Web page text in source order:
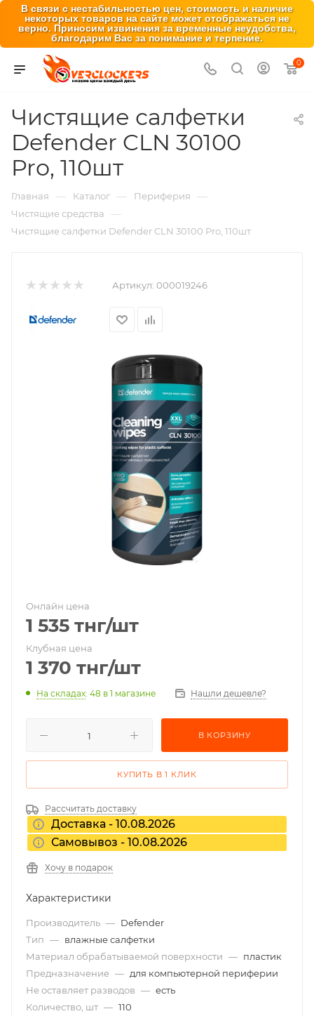
В связи с нестабильностью цен, стоимость и наличие
некоторых товаров на сайте может отображаться не
верно. Приносим извинения за временные неудобства,
благодарим Вас за понимание и терпение.
0
Чистящие салфетки
Defender CLN 30100
Pro, 110шт
Главная — Каталог — Периферия —
Чистящие средства —
Чистящие салфетки Defender CLN 30100 Pro, 110шт
Артикул: 000019246
Онлайн цена
1 535 тнг/шт
Клубная цена
1 370 тнг/шт
На складах: 48 в 1 магазине Нашли дешевле?
В КОРЗИНУ
КУПИТЬ В 1 КЛИК
Рассчитать доставку
Доставка - 10.08.2026
Самовывоз - 10.08.2026
Хочу в подарок
Характеристики
Производитель — Defender
Тип — влажные салфетки
Материал обрабатываемой поверхности — пластик
Предназначение — для компьютерной периферии
Не оставляет разводов — есть
Количество, шт — 110